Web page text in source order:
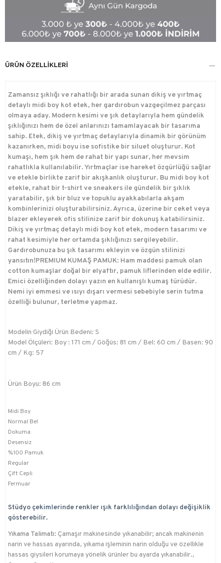
ÜRÜN ÖZELLIKLERI
Zamansız şıklığı ve rahatlığı bir arada sunan dikiş ve yırtmaç
detaylı midi boy kot etek, her gardırobun vazgeçilmez parçası
olmaya aday. Modern kesimi ve şık detaylarıyla hem gündelik
şıklığınızı hem de özel anlarınızı tamamlayacak bir tasarıma
sahip. Etek, dikiş ve yırtmaç detaylarıyla dinamik bir görünüm
kazanırken, midi boyu ise sofistike bir siluet oluşturur. Kot
kumaşı, hem şık hem de rahat bir yapı sunar, her mevsim
rahatlıkla kullanılabilir. Yırtmaçlar ise hareket özgürlüğü sağlar
ve etekle birlikte zarif bir akışkanlık oluşturur. Bu midi boy kot
etekle, rahat bir t-shirt ve sneakers ile gündelik bir şıklık
yaratabilir, şık bir bluz ve topuklu ayakkabılarla akşam
kombinlerinizi oluşturabilirsiniz. Ayrıca, üzerine bir ceket veya
blazer ekleyerek ofis stilinize zarif bir dokunuş katabilirsiniz.
Dikiş ve yırtmaç detaylı midi boy kot etek, modern tasarımı ve
rahat kesimiyle her ortamda şıklığınızı sergileyebilir.
Gardırobunuza bu şık tasarımı ekleyin ve özgün stilinizi
yansıtın!PREMIUM KUMAŞ PAMUK: Ham maddesi pamuk olan
cotton kumaşlar doğal bir elyaftır, pamuk liflerinden elde edilir.
Emici özelliğinden dolayı yazın en kullanışlı kumaş türüdür.
Nemi iyi emmesi ve ısıyı dışarı vermesi sebebiyle serin tutma
özelliği bulunur, terletme yapmaz.
Modelin Giydiği Ürün Bedeni: S
Model Ölçüleri: Boy : 171 cm / Göğüs: 81 cm / Bel: 60 cm / Basen: 90
cm / Kg: 57
Ürün Boyu: 86 cm
Midi Boy
Normal Bel
Dokuma
Desensiz
%100 Pamuk
Regular
Çift Cepli
Fermuar
Stüdyo çekimlerinde renkler ışık farklılığından dolayı değişiklik
gösterebilir.
Yıkama Talimatı: Çamaşır makinesinde yıkanabilir; ancak makinenin
narin ve hassas ayarında, yıkama işleminin narin olduğu ve özellikle
hassas giysileri korumaya yönelik ürünler bu ayarda yıkanabilir.,